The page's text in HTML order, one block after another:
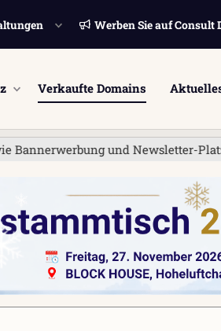
Werben Sie auf Consult
Verkaufte Domains
und Newsletter-